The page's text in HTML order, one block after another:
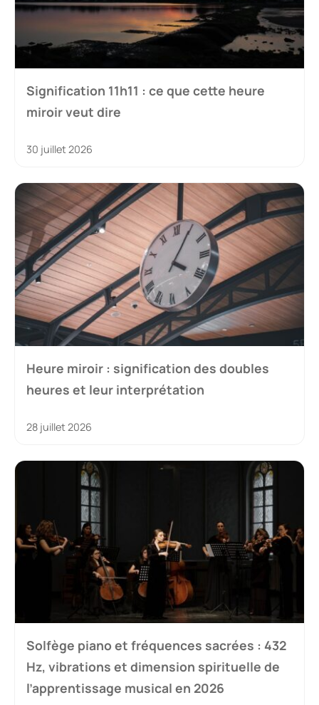
Signification 11h11 : ce que cette heure
miroir veut dire
30 juillet 2026
Heure miroir : signification des doubles
heures et leur interprétation
28 juillet 2026
Solfège piano et fréquences sacrées : 432
Hz, vibrations et dimension spirituelle de
l’apprentissage musical en 2026